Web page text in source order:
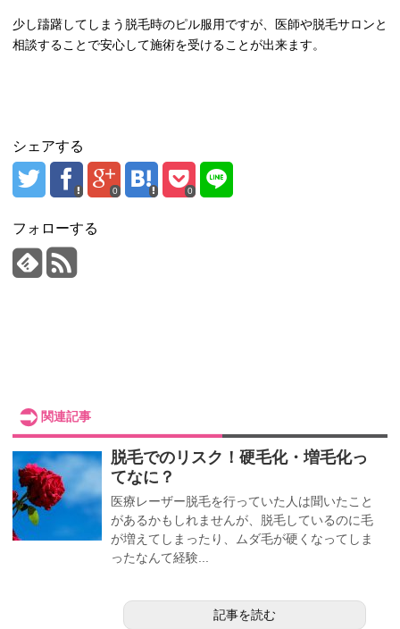
少し躊躇してしまう脱毛時のピル服用ですが、医師や脱毛サロンと
相談することで安心して施術を受けることが出来ます。
シェアする
0 0
フォローする
関連記事
脱毛でのリスク！硬毛化・増毛化っ
てなに？
医療レーザー脱毛を行っていた人は聞いたこと
があるかもしれませんが、脱毛しているのに毛
が増えてしまったり、ムダ毛が硬くなってしま
ったなんて経験...
記事を読む